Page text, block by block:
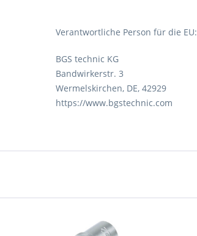
Verantwortliche Person für die EU:
BGS technic KG
Bandwirkerstr. 3
Wermelskirchen, DE, 42929
https://www.bgstechnic.com